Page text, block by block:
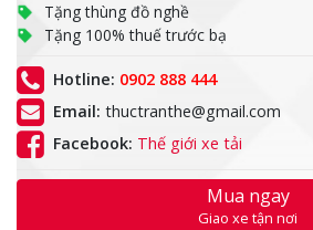
Tặng thùng đồ nghề
Tặng 100% thuế trước bạ
Hotline: 0902 888 444
Email: thuctranthe@gmail.com
Facebook: Thế giới xe tải
Mua ngay
Giao xe tận nơi